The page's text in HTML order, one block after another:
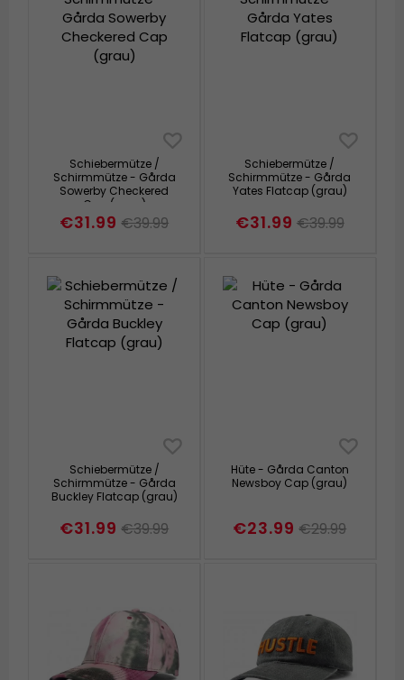
Schiebermütze /
Schirmmütze - Gårda
Sowerby Checkered
Cap (grau)
€31.99 €39.99
Schiebermütze /
Schirmmütze - Gårda
Yates Flatcap (grau)
€31.99 €39.99
Schiebermütze /
Schirmmütze - Gårda
Buckley Flatcap (grau)
€31.99 €39.99
Hüte - Gårda Canton
Newsboy Cap (grau)
€23.99 €29.99